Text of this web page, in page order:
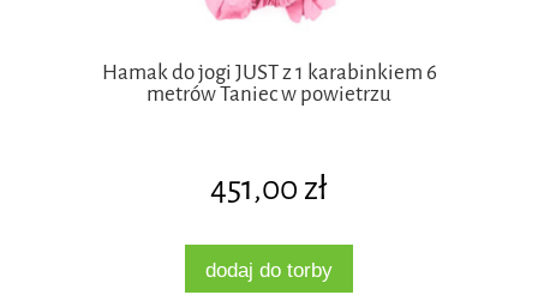
Hamak do jogi JUST z 1 karabinkiem 6
metrów Taniec w powietrzu
451,00 zł
dodaj do torby